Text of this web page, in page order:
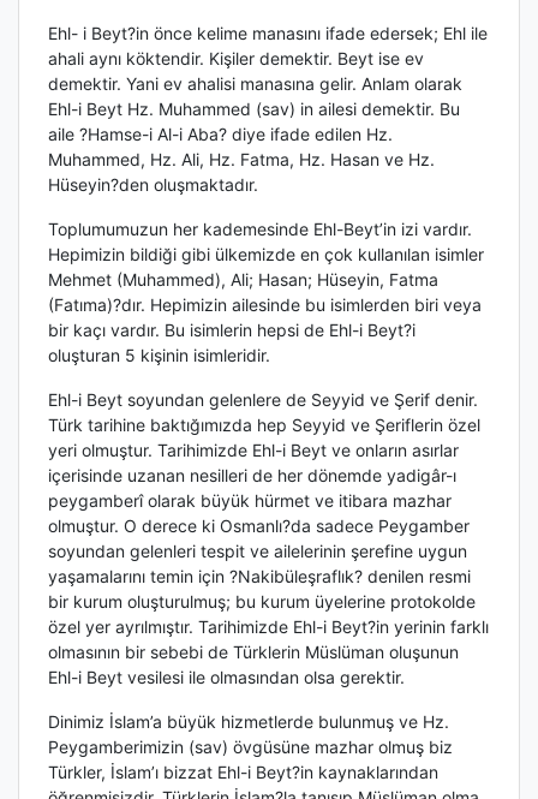
Ehl- i Beyt?in önce kelime manasını ifade edersek; Ehl ile
ahali aynı köktendir. Kişiler demektir. Beyt ise ev
demektir. Yani ev ahalisi manasına gelir. Anlam olarak
Ehl-i Beyt Hz. Muhammed (sav) in ailesi demektir. Bu
aile ?Hamse-i Al-i Aba? diye ifade edilen Hz.
Muhammed, Hz. Ali, Hz. Fatma, Hz. Hasan ve Hz.
Hüseyin?den oluşmaktadır.
Toplumumuzun her kademesinde Ehl-Beyt’in izi vardır.
Hepimizin bildiği gibi ülkemizde en çok kullanılan isimler
Mehmet (Muhammed), Ali; Hasan; Hüseyin, Fatma
(Fatıma)?dır. Hepimizin ailesinde bu isimlerden biri veya
bir kaçı vardır. Bu isimlerin hepsi de Ehl-i Beyt?i
oluşturan 5 kişinin isimleridir.
Ehl-i Beyt soyundan gelenlere de Seyyid ve Şerif denir.
Türk tarihine baktığımızda hep Seyyid ve Şeriflerin özel
yeri olmuştur. Tarihimizde Ehl-i Beyt ve onların asırlar
içerisinde uzanan nesilleri de her dönemde yadigâr-ı
peygamberî olarak büyük hürmet ve itibara mazhar
olmuştur. O derece ki Osmanlı?da sadece Peygamber
soyundan gelenleri tespit ve ailelerinin şerefine uygun
yaşamalarını temin için ?Nakibüleşraflık? denilen resmi
bir kurum oluşturulmuş; bu kurum üyelerine protokolde
özel yer ayrılmıştır. Tarihimizde Ehl-i Beyt?in yerinin farklı
olmasının bir sebebi de Türklerin Müslüman oluşunun
Ehl-i Beyt vesilesi ile olmasından olsa gerektir.
Dinimiz İslam’a büyük hizmetlerde bulunmuş ve Hz.
Peygamberimizin (sav) övgüsüne mazhar olmuş biz
Türkler, İslam’ı bizzat Ehl-i Beyt?in kaynaklarından